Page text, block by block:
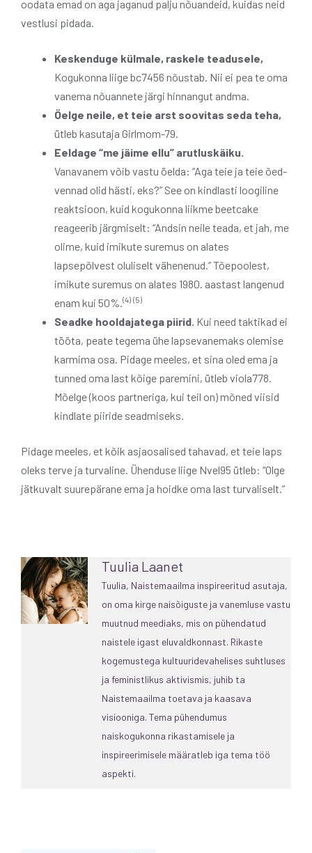
oodata emad on aga jaganud palju nõuandeid, kuidas neid
vestlusi pidada.
Keskenduge külmale, raskele teadusele,
Kogukonna liige bc7456 nõustab. Nii ei pea te oma
vanema nõuannete järgi hinnangut andma.
Öelge neile, et teie arst soovitas seda teha,
ütleb kasutaja Girlmom-79.
Eeldage “me jäime ellu” arutluskäiku.
Vanavanem võib vastu öelda: “Aga teie ja teie õed-
vennad olid hästi, eks?” See on kindlasti loogiline
reaktsioon, kuid kogukonna liikme beetcake
reageerib järgmiselt: “Andsin neile teada, et jah, me
olime, kuid imikute suremus on alates
lapsepõlvest oluliselt vähenenud.” Tõepoolest,
imikute suremus on alates 1980. aastast langenud
enam kui 50%. (4) (5)
Seadke hooldajatega piirid. Kui need taktikad ei
tööta, peate tegema ühe lapsevanemaks olemise
karmima osa. Pidage meeles, et sina oled ema ja
tunned oma last kõige paremini, ütleb viola778.
Mõelge (koos partneriga, kui teil on) mõned viisid
kindlate piiride seadmiseks.
Pidage meeles, et kõik asjaosalised tahavad, et teie laps
oleks terve ja turvaline. Ühenduse liige Nvel95 ütleb: “Olge
jätkuvalt suurepärane ema ja hoidke oma last turvaliselt.”
Tuulia Laanet
Tuulia, Naistemaailma inspireeritud asutaja,
on oma kirge naisõiguste ja vanemluse vastu
muutnud meediaks, mis on pühendatud
naistele igast eluvaldkonnast. Rikaste
kogemustega kultuuridevahelises suhtluses
ja feministlikus aktivismis, juhib ta
Naistemaailma toetava ja kaasava
visiooniga. Tema pühendumus
naiskogukonna rikastamisele ja
inspireerimisele määratleb iga tema töö
aspekti.